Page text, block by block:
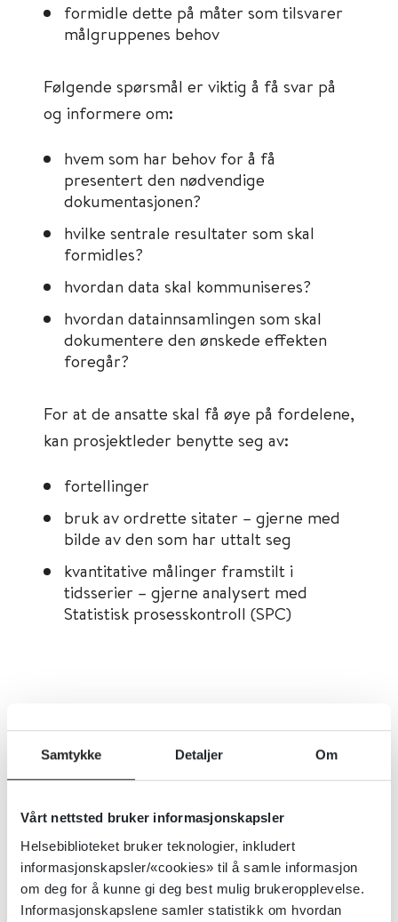
Samtykke Detaljer Om
Vårt nettsted bruker informasjonskapsler
Helsebiblioteket bruker teknologier, inkludert
informasjonskapsler/«cookies» til å samle informasjon
om deg for å kunne gi deg best mulig brukeropplevelse.
Informasjonskapslene samler statistikk om hvordan
formidle dette på måter som tilsvarer
målgruppenes behov
Følgende spørsmål er viktig å få svar på
og informere om:
hvem som har behov for å få
presentert den nødvendige
dokumentasjonen?
hvilke sentrale resultater som skal
formidles?
hvordan data skal kommuniseres?
hvordan datainnsamlingen som skal
dokumentere den ønskede effekten
foregår?
For at de ansatte skal få øye på fordelene,
kan prosjektleder benytte seg av:
fortellinger
bruk av ordrette sitater – gjerne med
bilde av den som har uttalt seg
kvantitative målinger framstilt i
tidsserier – gjerne analysert med
Statistisk prosesskontroll (SPC)
utskiftninger av personal eller
Forbedringsprosjekter blir ofte for
personavhengige og dør ut hvis for